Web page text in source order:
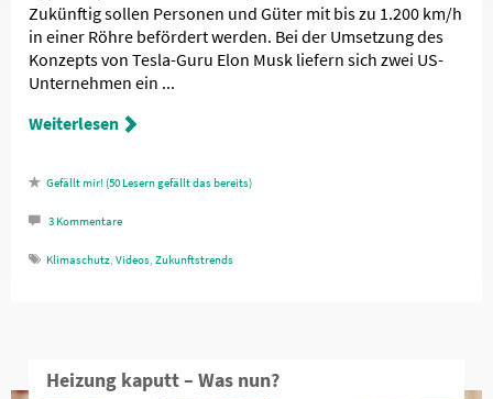
Zukünftig sollen Personen und Güter mit bis zu 1.200 km/h
in einer Röhre befördert werden. Bei der Umsetzung des
Konzepts von Tesla-Guru Elon Musk liefern sich zwei US-
Unternehmen ein ...
Weiterlesen
50 Lesern gefällt das
3 Kommentare
Klimaschutz, Videos, Zukunftstrends
Heizung kaputt – Was nun?